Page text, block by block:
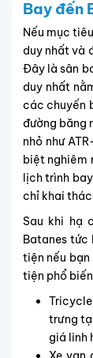
Bay đến
Nếu mục
duy nhất và
Đây là sân
duy nhất
các chuyến
đường băng
nhỏ như
biệt nghiêm
lịch trình
chỉ khai
Sau khi hạ
Batanes tức
tiện nếu
tiện phổ
trưng
giá linh